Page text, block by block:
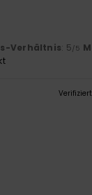
Verhältnis: 5/5